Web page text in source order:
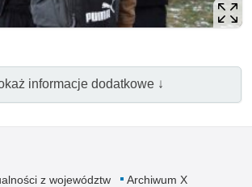
informacje dodatkowe ↓
z województw
Archiwum X